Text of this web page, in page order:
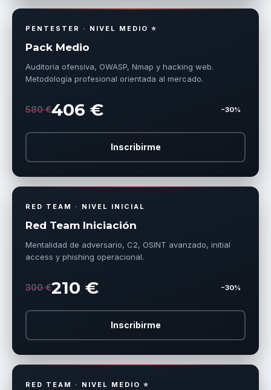
PENTESTER · NIVEL MEDIO ⭐
Pack Medio
Auditoría ofensiva, OWASP, Nmap y hacking web.
Metodología profesional orientada al mercado.
580 €406 € −30%
Inscribirme
RED TEAM · NIVEL INICIAL
Red Team Iniciación
Mentalidad de adversario, C2, OSINT avanzado, initial
access y phishing operacional.
300 €210 € −30%
Inscribirme
RED TEAM · NIVEL MEDIO ⭐